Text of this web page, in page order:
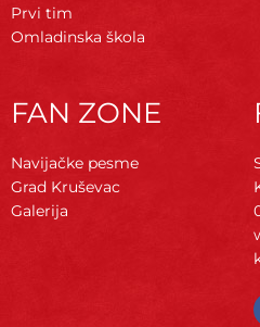
Prvi tim
Omladinska škola
FAN ZONE
Navijačke pesme
Grad Kruševac
Galerija